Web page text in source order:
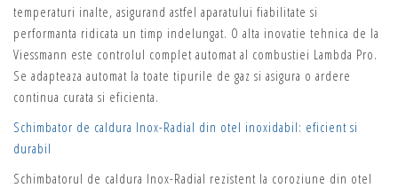
temperaturi inalte, asigurand astfel aparatului fiabilitate si
performanta ridicata un timp indelungat. O alta inovatie tehnica de la
Viessmann este controlul complet automat al combustiei Lambda Pro.
Se adapteaza automat la toate tipurile de gaz si asigura o ardere
continua curata si eficienta.
Schimbator de caldura Inox-Radial din otel inoxidabil: eficient si
durabil
Schimbatorul de caldura Inox-Radial rezistent la coroziune din otel